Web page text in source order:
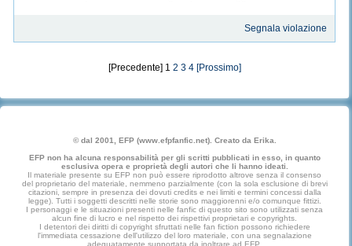
Segnala violazione
[Precedente] 1 2 3 4 [Prossimo]
© dal 2001, EFP (www.efpfanfic.net). Creato da Erika.
EFP non ha alcuna responsabilità per gli scritti pubblicati in esso, in quanto
esclusiva opera e proprietà degli autori che li hanno ideati.
Il materiale presente su EFP non può essere riprodotto altrove senza il consenso
del proprietario del materiale, nemmeno parzialmente (con la sola esclusione di brevi
citazioni, sempre in presenza dei dovuti credits e nei limiti e termini concessi dalla
legge). Tutti i soggetti descritti nelle storie sono maggiorenni e/o comunque fittizi.
I personaggi e le situazioni presenti nelle fanfic di questo sito sono utilizzati senza
alcun fine di lucro e nel rispetto dei rispettivi proprietari e copyrights.
I detentori dei diritti di copyright sfruttati nelle fan fiction possono richiedere
l'immediata cessazione dell'utilizzo del loro materiale, con una segnalazione